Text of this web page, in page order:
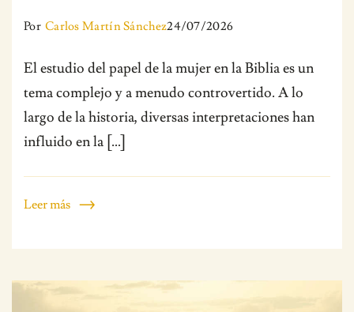
Por Carlos Martín Sánchez24/07/2026
El estudio del papel de la mujer en la Biblia es un
tema complejo y a menudo controvertido. A lo
largo de la historia, diversas interpretaciones han
influido en la […]
Leer más